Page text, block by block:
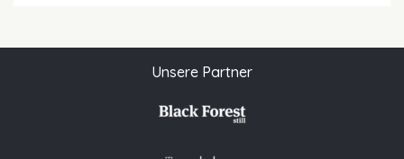
Unsere Partner